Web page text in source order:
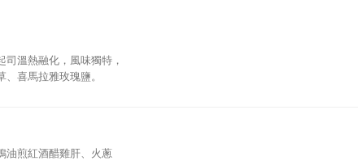
溫熱融化，風味獨特，
喜馬拉雅玫瑰鹽。
油煎紅酒醋雞肝、火蔥